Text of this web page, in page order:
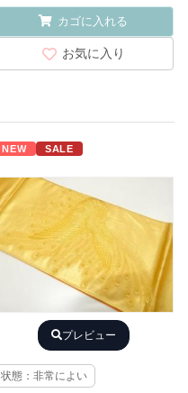
カゴに入れる
お気に入り
NEW SALE
プレビュー
状態：非常によい